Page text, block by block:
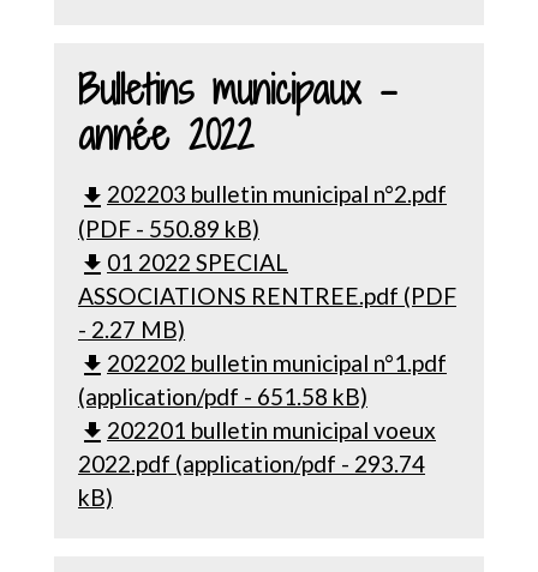
Bulletins municipaux -
année 2022
file_download 202203 bulletin municipal n°2.pdf
(PDF - 550.89 kB)
file_download 01 2022 SPECIAL
ASSOCIATIONS RENTREE.pdf (PDF
- 2.27 MB)
file_download 202202 bulletin municipal n°1.pdf
(application/pdf - 651.58 kB)
file_download 202201 bulletin municipal voeux
2022.pdf (application/pdf - 293.74
kB)